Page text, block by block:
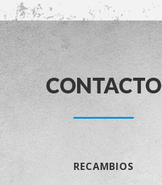
CONTACTO
RECAMBIOS